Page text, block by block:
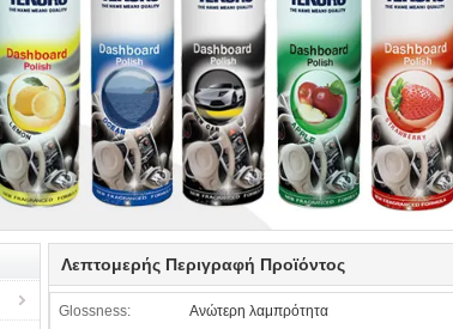
Λεπτομερής Περιγραφή Προϊόντος
Glossness: Ανώτερη λαμπρότητα